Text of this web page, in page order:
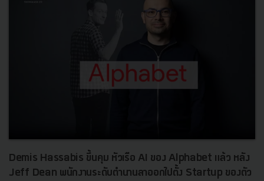
Demis Hassabis ขึ้นคุม หัวเรือ AI ของ Alphabet แล้ว หลัง
Jeff Dean พนักงานระดับตำนานลาออกไปตั้ง Startup ของตัว